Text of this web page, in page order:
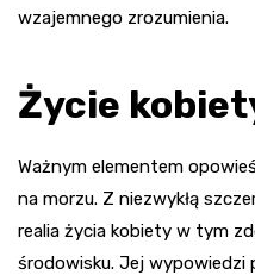
wzajemnego zrozumienia.
Życie
Ważnym elementem
na morzu. Z niezwykłą
realia życia kobiety w tym
środowisku. Jej wypowiedzi